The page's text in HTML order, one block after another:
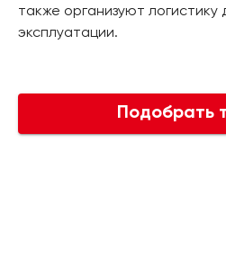
также организуют логистику
эксплуатации.
Подобрать